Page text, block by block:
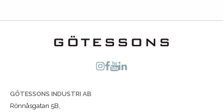
GÖTESSONS INDUSTRI AB
Rönnåsgatan 5B,